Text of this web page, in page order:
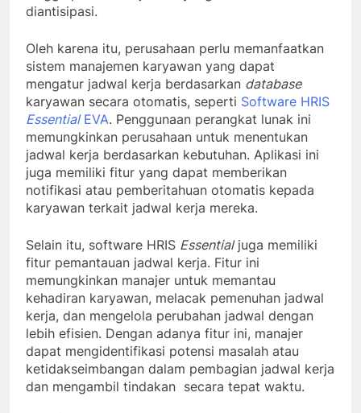
diantisipasi.
Oleh karena itu, perusahaan perlu memanfaatkan
sistem manajemen karyawan yang dapat
mengatur jadwal kerja berdasarkan database
karyawan secara otomatis, seperti Software HRIS
EssentialEVA. Penggunaan perangkat lunak ini
memungkinkan perusahaan untuk menentukan
jadwal kerja berdasarkan kebutuhan. Aplikasi ini
juga memiliki fitur yang dapat memberikan
notifikasi atau pemberitahuan otomatis kepada
karyawan terkait jadwal kerja mereka.
Selain itu, software HRIS Essentialjuga memiliki
fitur pemantauan jadwal kerja. Fitur ini
memungkinkan manajer untuk memantau
kehadiran karyawan, melacak pemenuhan jadwal
kerja, dan mengelola perubahan jadwal dengan
lebih efisien. Dengan adanya fitur ini, manajer
dapat mengidentifikasi potensi masalah atau
ketidakseimbangan dalam pembagian jadwal kerja
dan mengambil tindakan secara tepat waktu.